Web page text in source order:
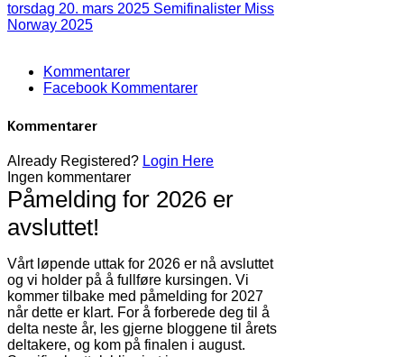
torsdag 20. mars 2025 Semifinalister Miss
Norway 2025
Kommentarer
Facebook Kommentarer
Kommentarer
Already Registered? Login Here
Ingen kommentarer
Påmelding for 2026 er
avsluttet!
Vårt løpende uttak for 2026 er nå avsluttet
og vi holder på å fullføre kursingen. Vi
kommer tilbake med påmelding for 2027
når dette er klart. For å forberede deg til å
delta neste år, les gjerne bloggene til årets
deltakere, og kom på finalen i august.